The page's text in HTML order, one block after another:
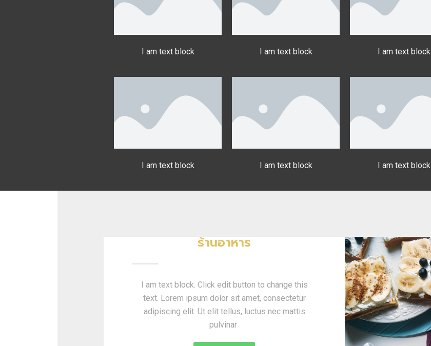
I am text block I am text block I am text block
I am text block I am text block I am text block
ร้านอาหาร
I am text block. Click edit button to change this
text. Lorem ipsum dolor sit amet, consectetur
adipiscing elit. Ut elit tellus, luctus nec mattis
pulvinar